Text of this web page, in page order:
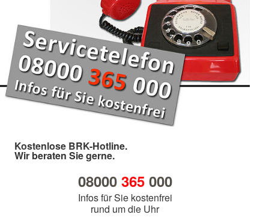
Kostenlose BRK-Hotline.
Wir beraten Sie gerne.
08000 365000
Infos für Sie kostenfrei
rund um die Uhr